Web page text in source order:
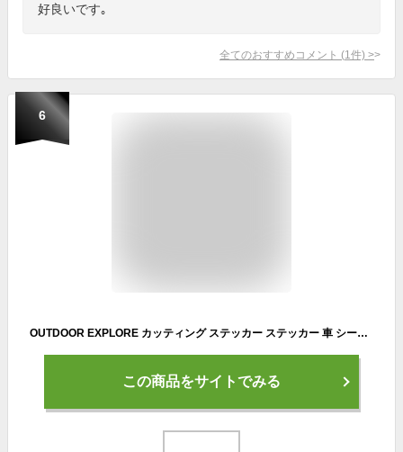
好良いです｡
全てのおすすめコメント (1 件) >
6
OUTDOOR EXPLORE カッティング ステッカー ステッカー 車 シール デカール / キャンプ 登山 ハイキング BBQ ベース ミリタリー アウトドア / スノボ スキー ウィンタースポーツ / 自転車 ロードバイク クロスバイク サイクリング ツーリング / 10P05Aug17
この商品をサイトでみる